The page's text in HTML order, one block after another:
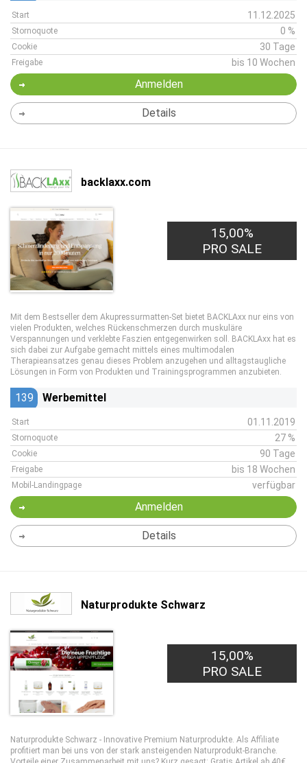
Start 11.12.2025
Stornoquote 0 %
Cookie 30 Tage
Freigabe bis 10 Wochen
Anmelden
Details
backlaxx.com
15,00%
PRO SALE
Mit dem Bestseller dem Akupressurmatten-Set bietet BACKLAxx nur eins von
vielen Produkten, welches Rückenschmerzen durch muskuläre
Verspannungen und verklebte Faszien entgegenwirken soll. BACKLAxx hat es
sich dabei zur Aufgabe gemacht mittels eines multimodalen
Therapieansatzes genau dieses Problem anzugehen und alltagstaugliche
Lösungen in Form von Produkten und Trainingsprogrammen anzubieten.
139 Werbemittel
Start 01.11.2019
Stornoquote 27 %
Cookie 90 Tage
Freigabe bis 18 Wochen
Mobil-Landingpage verfügbar
Anmelden
Details
Naturprodukte Schwarz
15,00%
PRO SALE
Naturprodukte Schwarz - Innovative Premium Naturprodukte. Als Affiliate
profitiert man bei uns von der stark ansteigenden Naturprodukt-Branche.